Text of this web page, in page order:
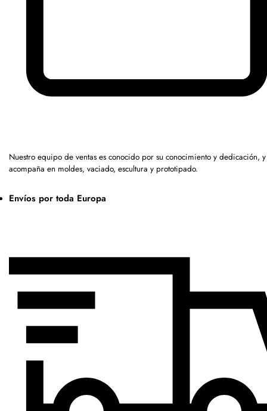
Nuestro equipo de ventas es conocido por su conocimiento y dedicación,
acompaña en moldes, vaciado, escultura y prototipado.
Envíos por toda Europa